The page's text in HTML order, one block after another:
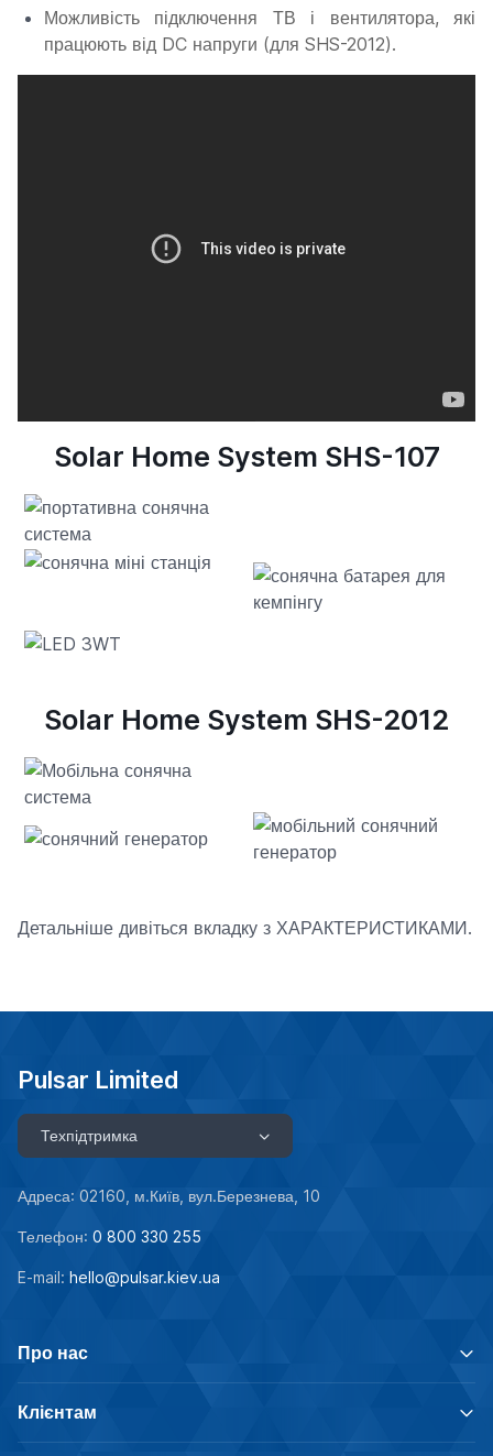
Можливість підключення ТВ і вентилятора, які
працюють від DC напруги (для SHS-2012).
Solar Home System SHS-107
Solar Home System SHS-2012
Детальніше дивіться вкладку з ХАРАКТЕРИСТИКАМИ.
Pulsar Limited
Техпідтримка
Адреса: 02160, м.Київ, вул.Березнева, 10
Телефон: 0 800 330 255
E-mail: hello@pulsar.kiev.ua
Про нас
Клієнтам